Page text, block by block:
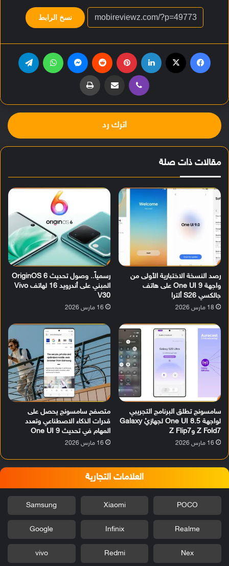
نسخ الرابط
ڤايبر مشاركة عبر البريد طباعة
اترك رد
مقالات ذات صلة
رصد النسخة الاختبارية الأولى من
واجهة One UI 9 على هاتف
جالكسي S26 ألترا
18 مارس 2026
رسمياً.. وصول تحديث OriginOS 6
المبني على أندرويد 16 لهاتف Vivo
V30
16 مارس 2026
سامسونج تطلق البرنامج التجريبي
لواجهة One UI 8.5 لجهازيْ Galaxy
Z Fold7 وZ Flip7
16 مارس 2026
متصفح سامسونج يحصل على
قدرات الذكاء الاصطناعي وتعدد
المهام في تحديث One UI 9
16 مارس 2026
العلامات التجارية
POCO
Xiaomi
Samsung
Realme
Infinix
Google
Nex
Redmi
vivo